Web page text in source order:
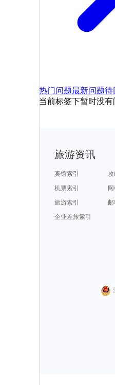
热门问题最新问题待
当前标签下暂时没有
旅游资讯
宾馆索引
攻
机票索引
旅游索引
邮
企业差旅索引